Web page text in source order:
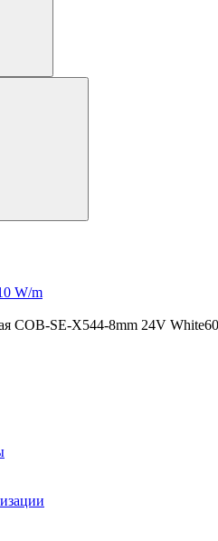
W/m
COB-SE-X544-8mm 24V